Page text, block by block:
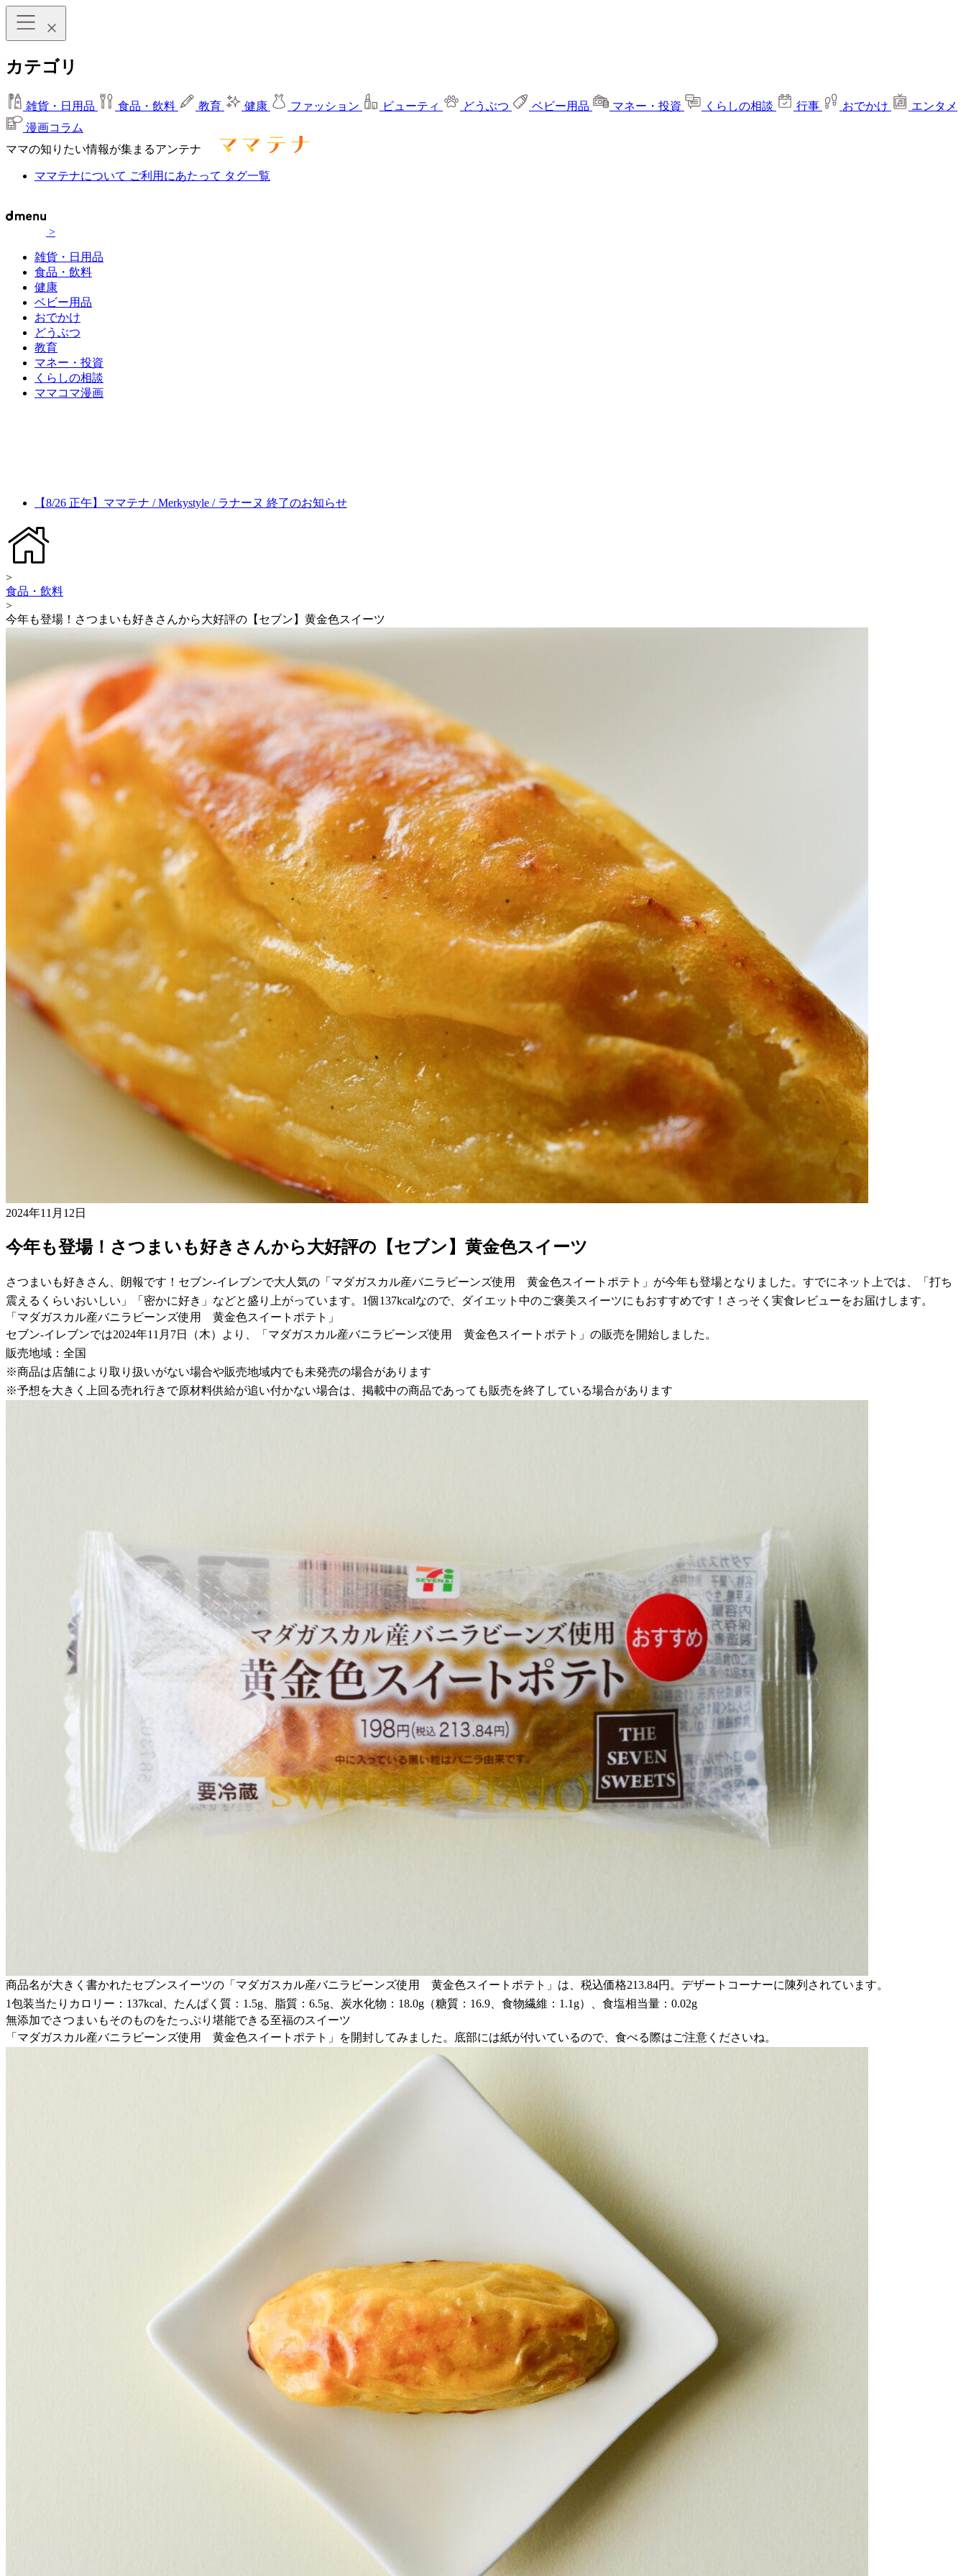
カテゴリ
雑貨・日用品 食品・飲料 教育 健康 ファッション ビューティ どうぶつ ベビー用品 マネー・投資 くらしの相談 行事 おでかけ
エンタメ
漫画コラム
ママの知りたい情報が集まるアンテナ
ママテナについて ご利用にあたって タグ一覧
>
雑貨・日用品
食品・飲料
健康
ベビー用品
おでかけ
どうぶつ
教育
マネー・投資
くらしの相談
ママコマ漫画
【8/26 正午】ママテナ / Merkystyle / ラナーヌ 終了のお知らせ
>
食品・飲料
>
今年も登場！さつまいも好きさんから大好評の【セブン】黄金色スイーツ
2024年11月12日
今年も登場！さつまいも好きさんから大好評の【セブン】黄金色スイーツ
さつまいも好きさん、朗報です！セブン-イレブンで大人気の「マダガスカル産バニラビーンズ使用 黄金色スイートポテト」が今年も登場となりました。すでにネット上では、「打ち
震えるくらいおいしい」「密かに好き」などと盛り上がっています。1個137kcalなので、ダイエット中のご褒美スイーツにもおすすめです！さっそく実食レビューをお届けします。
「マダガスカル産バニラビーンズ使用 黄金色スイートポテト」
セブン-イレブンでは2024年11月7日（木）より、「マダガスカル産バニラビーンズ使用 黄金色スイートポテト」の販売を開始しました。
販売地域：全国
※商品は店舗により取り扱いがない場合や販売地域内でも未発売の場合があります
※予想を大きく上回る売れ行きで原材料供給が追い付かない場合は、掲載中の商品であっても販売を終了している場合があります
商品名が大きく書かれたセブンスイーツの「マダガスカル産バニラビーンズ使用 黄金色スイートポテト」は、税込価格213.84円。デザートコーナーに陳列されています。
1包装当たりカロリー：137kcal、たんぱく質：1.5g、脂質：6.5g、炭水化物：18.0g（糖質：16.9、食物繊維：1.1g）、食塩相当量：0.02g
無添加でさつまいもそのものをたっぷり堪能できる至福のスイーツ
「マダガスカル産バニラビーンズ使用 黄金色スイートポテト」を開封してみました。底部には紙が付いているので、食べる際はご注意くださいね。